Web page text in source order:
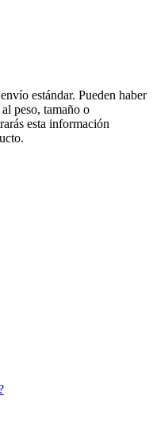
estándar. Pueden haber
peso, tamaño o
esta información